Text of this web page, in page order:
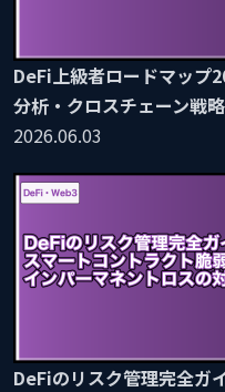
DeFi上級者ロードマップ
分析・クロスチェーン戦
2026.06.03
DeFiのリスク管理完全ガ